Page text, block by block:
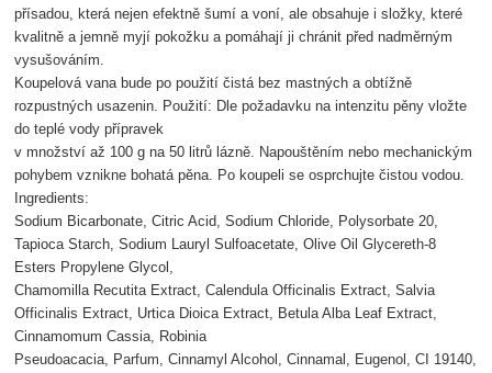
přísadou, která nejen efektně šumí a voní, ale obsahuje i složky, které
kvalitně a jemně myjí pokožku a pomáhají ji chránit před nadměrným
vysušováním.
Koupelová vana bude po použití čistá bez mastných a obtížně
rozpustných usazenin. Použití: Dle požadavku na intenzitu pěny vložte
do teplé vody přípravek
v množství až 100 g na 50 litrů lázně. Napouštěním nebo mechanickým
pohybem vznikne bohatá pěna. Po koupeli se osprchujte čistou vodou.
Ingredients:
Sodium Bicarbonate, Citric Acid, Sodium Chloride, Polysorbate 20,
Tapioca Starch, Sodium Lauryl Sulfoacetate, Olive Oil Glycereth-8
Esters Propylene Glycol,
Chamomilla Recutita Extract, Calendula Officinalis Extract, Salvia
Officinalis Extract, Urtica Dioica Extract, Betula Alba Leaf Extract,
Cinnamomum Cassia, Robinia
Pseudoacacia, Parfum, Cinnamyl Alcohol, Cinnamal, Eugenol, CI 19140,